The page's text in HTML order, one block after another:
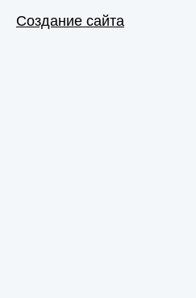
Создание сайта